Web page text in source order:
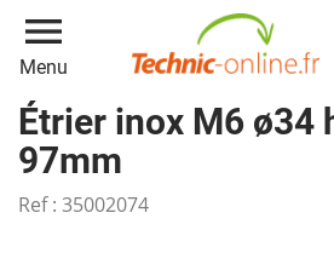
menu
Menu
Étrier inox M6 ø34
97mm
Ref : 35002074